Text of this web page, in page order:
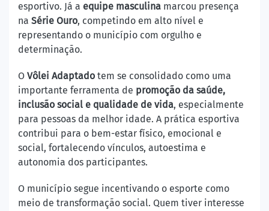
esportivo. Já a equipe masculina marcou presença
na Série Ouro, competindo em alto nível e
representando o município com orgulho e
determinação.
O Vôlei Adaptado tem se consolidado como uma
importante ferramenta de promoção da saúde,
inclusão social e qualidade de vida, especialmente
para pessoas da melhor idade. A prática esportiva
contribui para o bem-estar físico, emocional e
social, fortalecendo vínculos, autoestima e
autonomia dos participantes.
O município segue incentivando o esporte como
meio de transformação social. Quem tiver interesse